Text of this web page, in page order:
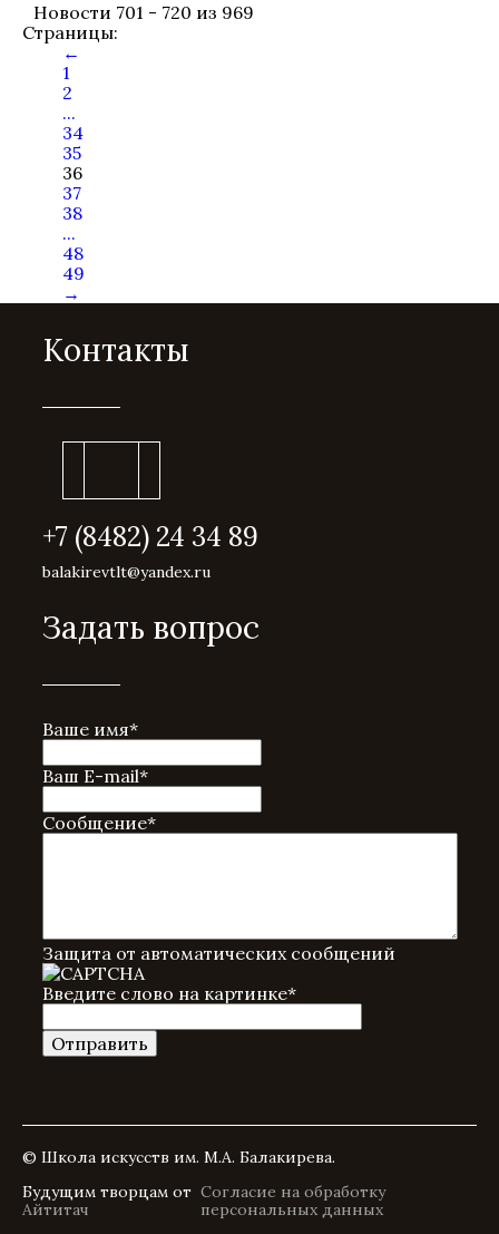
Новости 701 - 720 из 969
Страницы:
←
1
2
...
34
35
36
37
38
...
48
49
→
Контакты
+7 (8482) 24 34 89
balakirevtlt@yandex.ru
Задать вопрос
Ваше имя*
Ваш E-mail*
Сообщение*
Защита от автоматических сообщений
Введите слово на картинке*
© Школа искусств им. М.А. Балакирева.
Будущим творцам от
Айтитач
Согласие на обработку
персональных данных